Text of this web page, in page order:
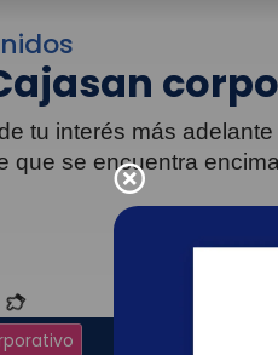
tu interés más
que se encuentra